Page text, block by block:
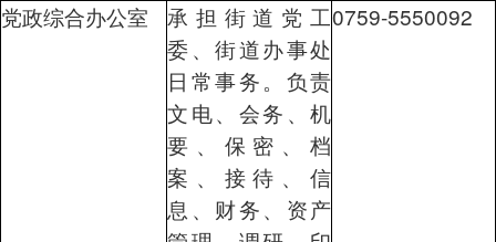
党政综合办公室
承担街道党工
委、街道办事处
日常事务。负责
文电、会务、机
要、保密、档
案、接待、信
息、财务、资产
0759-5550092